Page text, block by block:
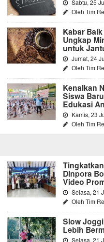
Sabtu, 25
Oleh Tim
Kabar
Ungkap
untuk
Jumat, 24
Oleh Tim
Kenalkan
Siswa
Edukasi
Kamis, 23
Oleh Tim
Dinpora
Video
Selasa, 21
Oleh Tim
Slow
Lebih
Selasa, 21